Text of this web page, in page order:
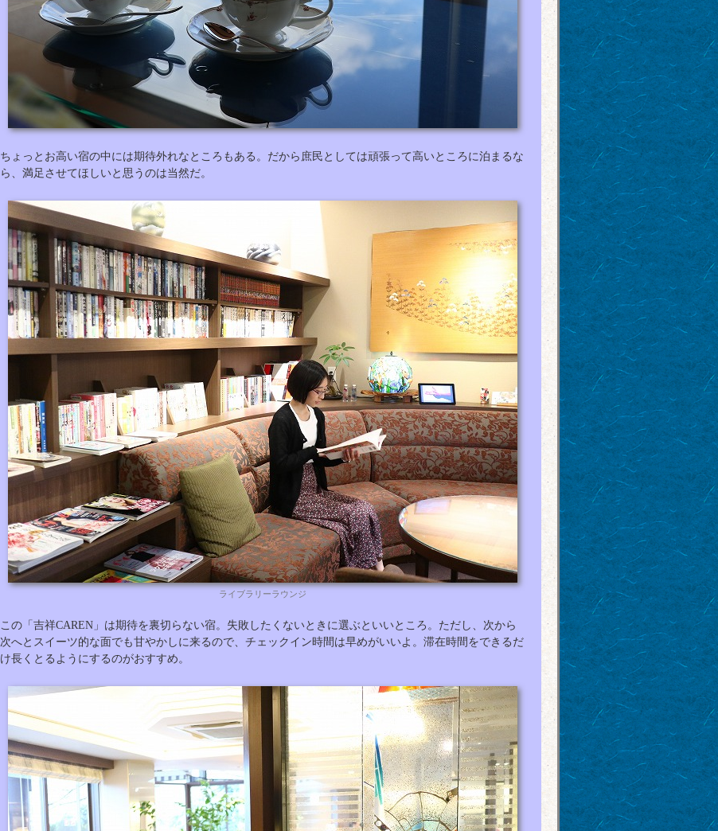
ちょっとお高い宿の中には期待外れなところもある。だから庶民としては頑張って高いところに泊まるな
ら、満足させてほしいと思うのは当然だ。
ライブラリーラウンジ
この「吉祥CAREN」は期待を裏切らない宿。失敗したくないときに選ぶといいところ。ただし、次から
次へとスイーツ的な面でも甘やかしに来るので、チェックイン時間は早めがいいよ。滞在時間をできるだ
け長くとるようにするのがおすすめ。